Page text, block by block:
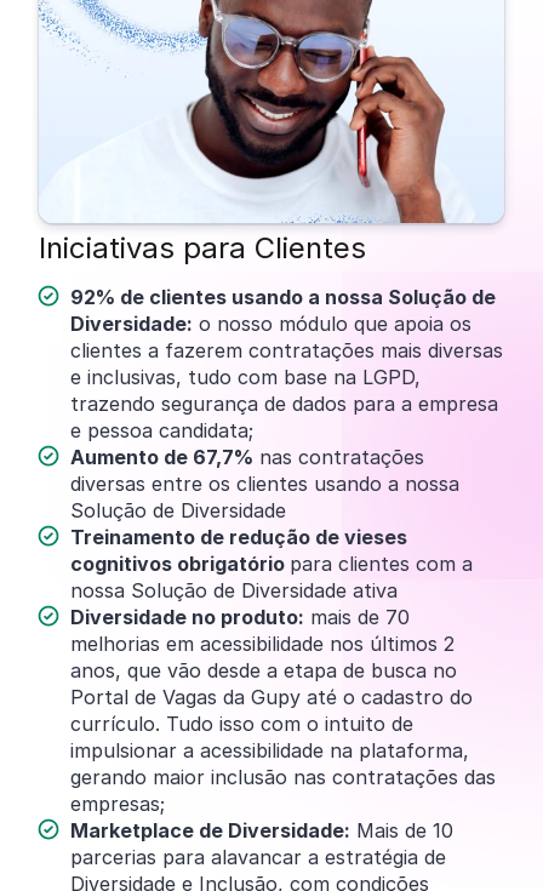
Iniciativas para Clientes
92% de clientes usando a nossa Solução de
Diversidade: o nosso módulo que apoia os
clientes a fazerem contratações mais diversas
e inclusivas, tudo com base na LGPD,
trazendo segurança de dados para a empresa
e pessoa candidata;
Aumento de 67,7% nas contratações
diversas entre os clientes usando a nossa
Solução de Diversidade
Treinamento de redução de vieses
cognitivos obrigatório para clientes com a
nossa Solução de Diversidade ativa
Diversidade no produto: mais de 70
melhorias em acessibilidade nos últimos 2
anos, que vão desde a etapa de busca no
Portal de Vagas da Gupy até o cadastro do
currículo. Tudo isso com o intuito de
impulsionar a acessibilidade na plataforma,
gerando maior inclusão nas contratações das
empresas;
Marketplace de Diversidade: Mais de 10
parcerias para alavancar a estratégia de
Diversidade e Inclusão, com condições